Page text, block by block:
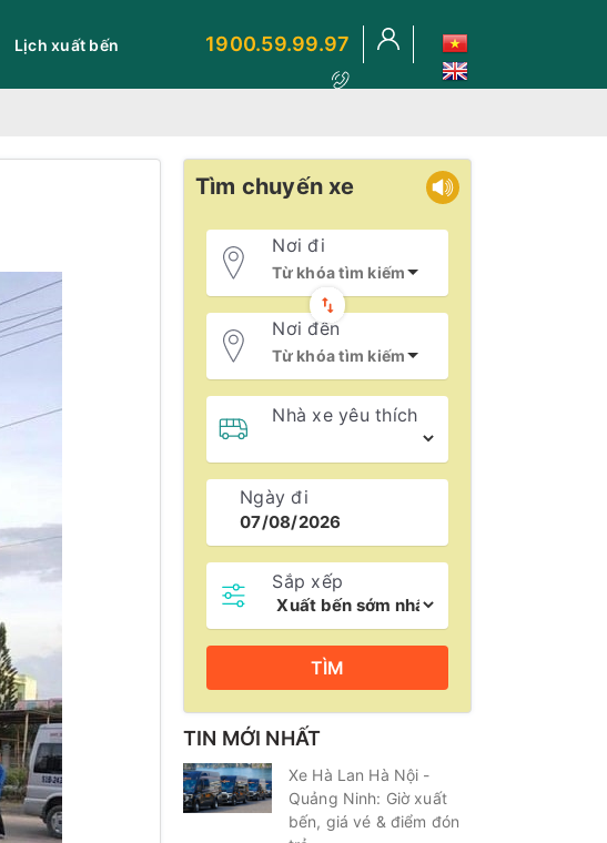
Lịch xuất bến 1900.59.99.97
Tìm chuyến xe
Nơi đi
Nơi đến
Nhà xe yêu thích
Ngày đi
Sắp xếp
TÌM
TIN MỚI NHẤT
Xe Hà Lan Hà Nội -
Quảng Ninh: Giờ xuất
bến, giá vé & điểm đón